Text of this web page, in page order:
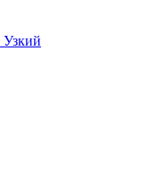
Узкий